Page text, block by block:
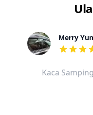
Merry
dari
Kaca